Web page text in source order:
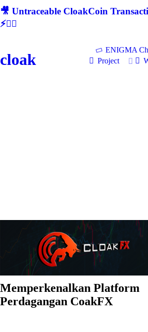
🎥 Untraceable CloakCoin
⚡🕵‍♂
cloak
ENIGMA
Project
Memperkenalkan Platform
Perdagangan CoakFX